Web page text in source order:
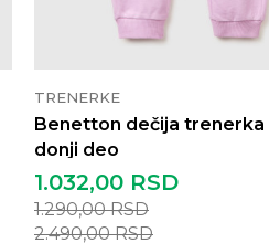
TRENERKE
Benetton dečija trenerka
donji deo
1.032,00 RSD
1.290,00RSD
2.490,00RSD